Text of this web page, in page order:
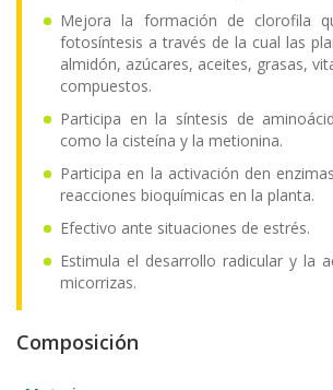
Mejora la formación de clorofila
fotosíntesis a través de la cual las
almidón, azúcares, aceites, grasas,
compuestos.
Participa en la síntesis de
como la cisteína y la metionina.
Participa en la activación den
reacciones bioquímicas en la planta.
Efectivo ante situaciones de estrés.
Estimula el desarrollo radicular y la
micorrizas.
Composición